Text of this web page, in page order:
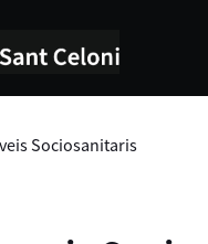
Sociosanitaris